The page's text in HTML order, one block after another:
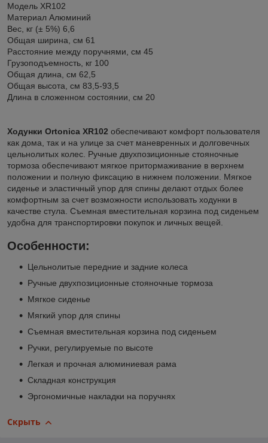
Модель XR102
Материал Алюминий
Вес, кг (± 5%) 6,6
Общая ширина, см 61
Расстояние между поручнями, см 45
Грузоподъемность, кг 100
Общая длина, см 62,5
Общая высота, см 83,5-93,5
Длина в сложенном состоянии, см 20
Ходунки Ortonica XR102 обеспечивают комфорт пользователя
как дома, так и на улице за счет маневренных и долговечных
цельнолитых колес. Ручные двухпозиционные стояночные
тормоза обеспечивают мягкое притормаживание в верхнем
положении и полную фиксацию в нижнем положении. Мягкое
сиденье и эластичный упор для спины делают отдых более
комфортным за счет возможности использовать ходунки в
качестве стула. Съемная вместительная корзина под сиденьем
удобна для транспортировки покупок и личных вещей.
Особенности:
Цельнолитые передние и задние колеса
Ручные двухпозиционные стояночные тормоза
Мягкое сиденье
Мягкий упор для спины
Съемная вместительная корзина под сиденьем
Ручки, регулируемые по высоте
Легкая и прочная алюминиевая рама
Складная конструкция
Эргономичные накладки на поручнях
Скрыть